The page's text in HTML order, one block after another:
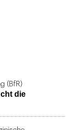
(BfR)
die